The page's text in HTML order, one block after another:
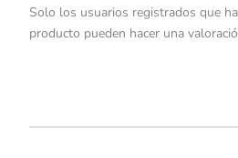
Solo los usuarios registrados que
producto pueden hacer una